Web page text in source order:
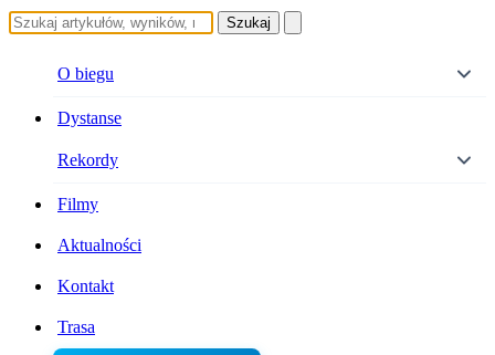
Szukaj
O biegu
Dystanse
Rekordy
Filmy
Aktualności
Kontakt
Trasa